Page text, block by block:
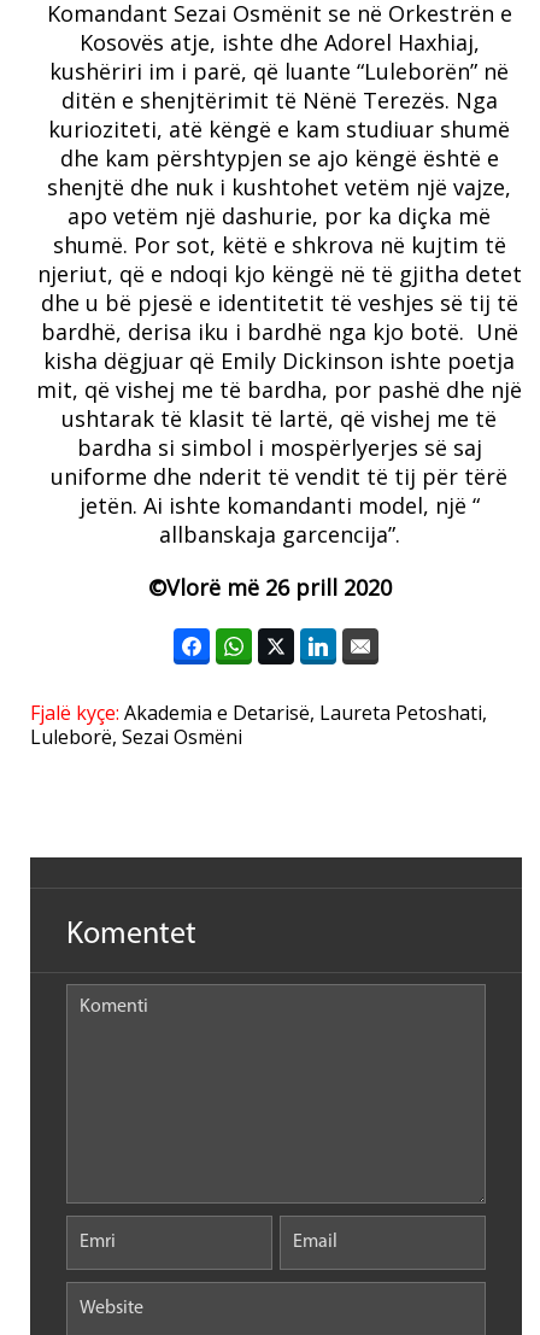
Komandant Sezai Osmënit se në Orkestrën e
Kosovës atje, ishte dhe Adorel Haxhiaj,
kushëriri im i parë, që luante “Luleborën” në
ditën e shenjtërimit të Nënë Terezës. Nga
kurioziteti, atë këngë e kam studiuar shumë
dhe kam përshtypjen se ajo këngë është e
shenjtë dhe nuk i kushtohet vetëm një vajze,
apo vetëm një dashurie, por ka diçka më
shumë. Por sot, këtë e shkrova në kujtim të
njeriut, që e ndoqi kjo këngë në të gjitha detet
dhe u bë pjesë e identitetit të veshjes së tij të
bardhë, derisa iku i bardhë nga kjo botë. Unë
kisha dëgjuar që Emily Dickinson ishte poetja
mit, që vishej me të bardha, por pashë dhe një
ushtarak të klasit të lartë, që vishej me të
bardha si simbol i mospërlyerjes së saj
uniforme dhe nderit të vendit të tij për tërë
jetën. Ai ishte komandanti model, një “
allbanskaja garcencija”.
©Vlorë më 26 prill 2020
Fjalë kyçe: Akademia e Detarisë, Laureta Petoshati,
Luleborë, Sezai Osmëni
Komentet